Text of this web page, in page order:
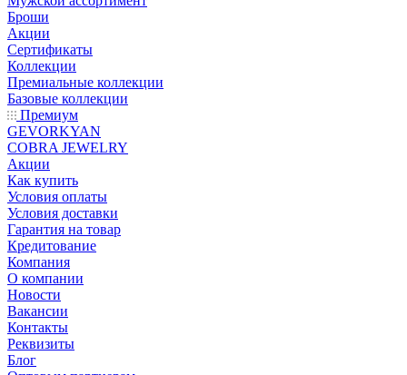
Броши
Акции
Сертификаты
Коллекции
Премиальные коллекции
Базовые коллекции
Премиум
GEVORKYAN
COBRA JEWELRY
Акции
Как купить
Условия оплаты
Условия доставки
Гарантия на товар
Кредитование
Компания
О компании
Новости
Вакансии
Контакты
Реквизиты
Блог